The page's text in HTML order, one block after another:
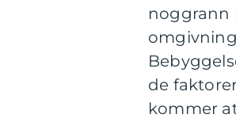
noggrann
de
kommer